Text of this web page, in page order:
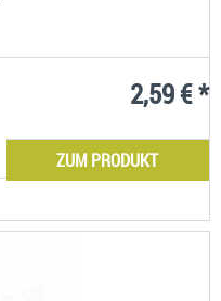
2,59 € *
ZUM PRODUKT